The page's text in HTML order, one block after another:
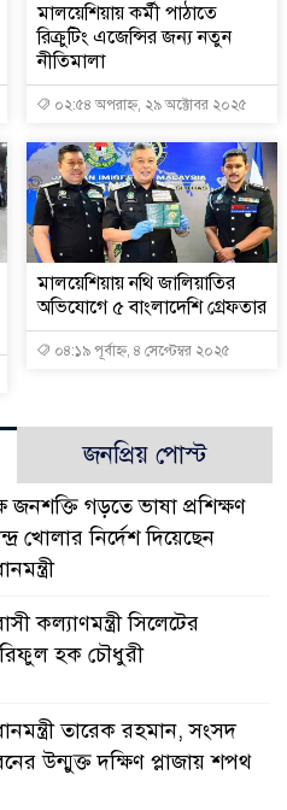
মালয়েশিয়ায় কর্মী পাঠাতে
রিক্রুটিং এজেন্সির জন্য নতুন
নীতিমালা
০২:৫৪ অপরাহ্ন, ২৯ অক্টোবর ২০২৫
মালয়েশিয়ায় নথি জালিয়াতির
অভিযোগে ৫ বাংলাদেশি গ্রেফতার
০৪:১৯ পূর্বাহ্ন, ৪ সেপ্টেম্বর ২০২৫
জনপ্রিয় পোস্ট
জনশক্তি গড়তে ভাষা প্রশিক্ষণ
খোলার নির্দেশ দিয়েছেন
কল্যাণমন্ত্রী সিলেটের
হক চৌধুরী
তারেক রহমান, সংসদ
উন্মুক্ত দক্ষিণ প্লাজায় শপথ